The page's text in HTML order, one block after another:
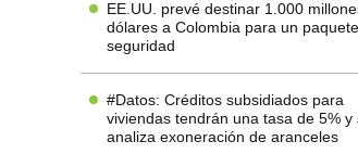
EE.UU. prevé destinar 1.000
dólares a Colombia para un
seguridad
#Datos: Créditos subsidiados para
viviendas tendrán una tasa de 5% y
analiza exoneración de aranceles